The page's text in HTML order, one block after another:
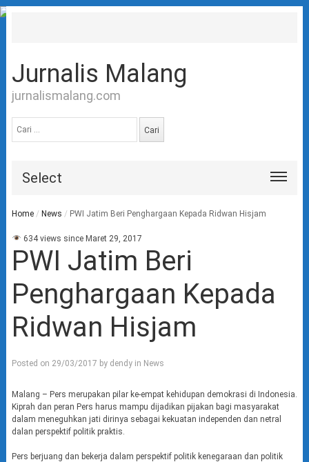
Jurnalis Malang
jurnalismalang.com
untuk:
Select
Home / News / PWI Jatim Beri Penghargaan Kepada Ridwan Hisjam
634 views since Maret 29, 2017
PWI Jatim Beri
Penghargaan Kepada
Ridwan Hisjam
Posted on 29/03/2017 by dendyin News
Malang – Pers merupakan pilar ke-empat kehidupan demokrasi di Indonesia.
Kiprah dan peran Pers harus mampu dijadikan pijakan bagi masyarakat
dalam meneguhkan jati dirinya sebagai kekuatan independen dan netral
dalan perspektif politik praktis.
Pers berjuang dan bekerja dalam perspektif politik kenegaraan dan politik